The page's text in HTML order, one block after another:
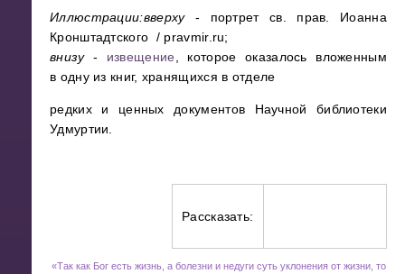
Иллюстрации:вверху - портрет св. прав. Иоанна
Кронштадтского / pravmir.ru;
внизу- извещение , которое оказалось вложенным
в одну из книг, хранящихся в отделе
редких и ценных документов Научной библиотеки
Удмуртии.
Рассказать:
«Так как Бог есть жизнь, а болезни и недуги суть уклонения от жизни, то